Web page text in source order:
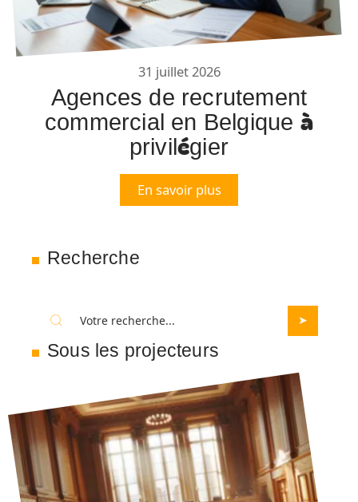
31 juillet 2026
Agences de recrutement
commercial en Belgique à
privilégier
En savoir plus
Recherche
Sous les projecteurs